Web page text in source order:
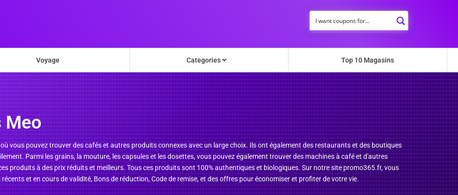
Voyage Categories Top 10 Magasins
Meo
vous pouvez trouver des cafés et autres produits connexes avec un large choix. Ils ont également des restaurants et des boutiques
Parmi les grains, la mouture, les capsules et les dosettes, vous pouvez également trouver des machines à café et d'autres
produits à des prix réduits et meilleurs. Tous ces produits sont 100% authentiques et biologiques. Sur notre site promo365.fr, vous
et en cours de validité, Bons de réduction, Code de remise, et des offres pour économiser et profiter de votre vie.